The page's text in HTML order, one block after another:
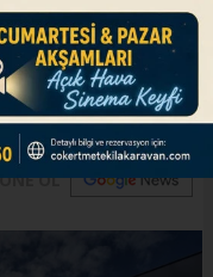
gelişmeleri
OL